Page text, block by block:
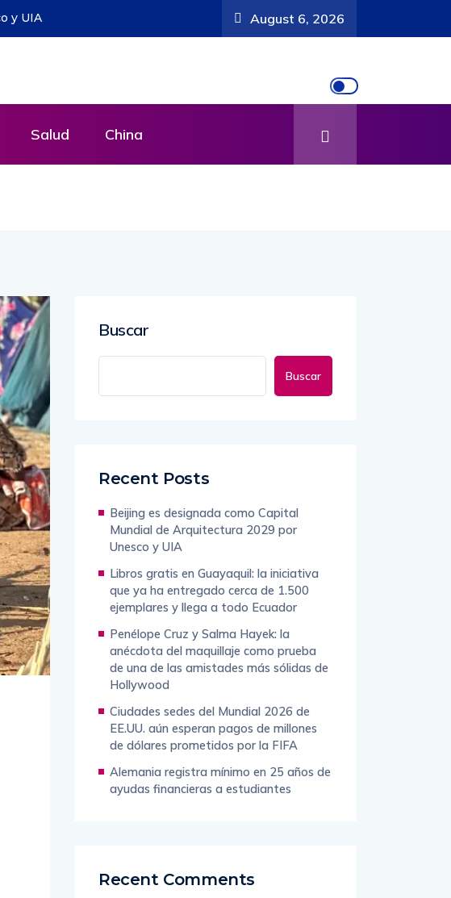
August 6, 2026
Salud China
Buscar
Recent Posts
Beijing es designada como Capital
Mundial de Arquitectura 2029 por
Unesco y UIA
Libros gratis en Guayaquil: la iniciativa
que ya ha entregado cerca de 1.500
ejemplares y llega a todo Ecuador
Penélope Cruz y Salma Hayek: la
anécdota del maquillaje como prueba
de una de las amistades más sólidas de
Hollywood
Ciudades sedes del Mundial 2026 de
de dólares prometidos por la FIFA
Alemania registra mínimo en 25 años de